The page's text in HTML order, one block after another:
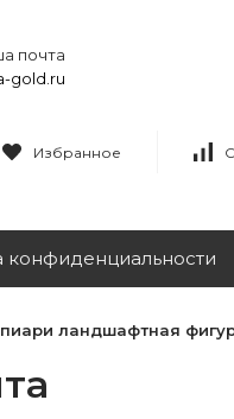
почта
gold.ru
Избранное
конфиденциальности
ландшафтная